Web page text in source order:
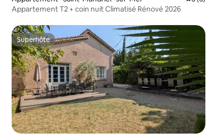
Appartement T2 + coin nuit Climatisé Rénové 2026
Superhôte
Superhôte